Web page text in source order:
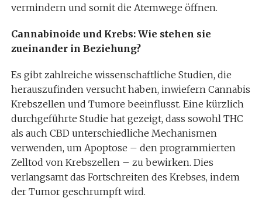
vermindern und somit die Atemwege öffnen.
Cannabinoide und Krebs: Wie stehen sie
zueinander in Beziehung?
Es gibt zahlreiche wissenschaftliche Studien, die
herauszufinden versucht haben, inwiefern Cannabis
Krebszellen und Tumore beeinflusst. Eine kürzlich
durchgeführte Studie hat gezeigt, dass sowohl THC
als auch CBD unterschiedliche Mechanismen
verwenden, um Apoptose – den programmierten
Zelltod von Krebszellen – zu bewirken. Dies
verlangsamt das Fortschreiten des Krebses, indem
der Tumor geschrumpft wird.